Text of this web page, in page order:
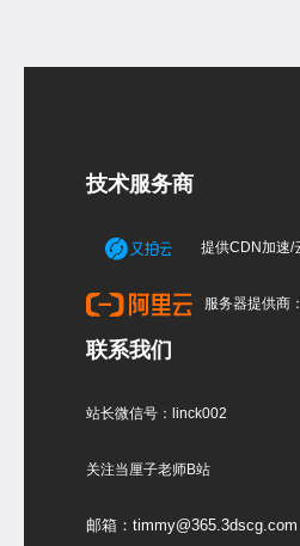
技术服务商
提供CDN加速/
服务器提供商
联系我们
站长微信号：linck002
关注当厘子老师B站
邮箱：timmy@365.3dscg.com